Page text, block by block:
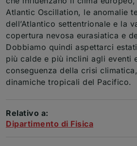
Atlantic Oscillation, le anomalie
dell’Atlantico settentrionale e la
copertura nevosa eurasiatica e
Dobbiamo quindi aspettarci
più calde e più inclini agli eventi
conseguenza della crisi
dinamiche tropicali del Pacifico.
Relativo a:
Dipartimento di Fisica